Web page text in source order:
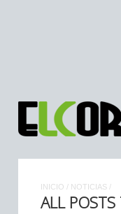
INICIO / NOTICIAS /
ALL